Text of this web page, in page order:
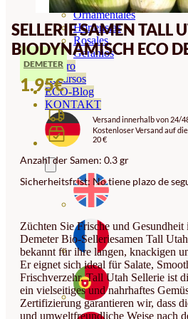
Ornamentales
Hortensias
Rosales
Geranios
Vivero
Recursos
ECO-Blog
KONTAKT
SELLERIE SAMEN TALL
BIODYNAMISCH ECO
DEMETER
1.95€
Versand innerhalb von 24/
Kostenloser Versand auf
20 €
Anzahl der Samen: 0.3 gr
Sicherheitsfrist: No tiene plazo de
Züchten Sie Frische und
Demeter Bio-Selleriesamen Tall
bekannt für ihre langen, knackigen
Er eignet sich ideal für Salate,
Frischverzehr. Tall Utah Sellerie ist
ein vielseitiges und nahrhaftes
Zertifizierung garantieren wir, dass
und umweltfreundliche Weise nach